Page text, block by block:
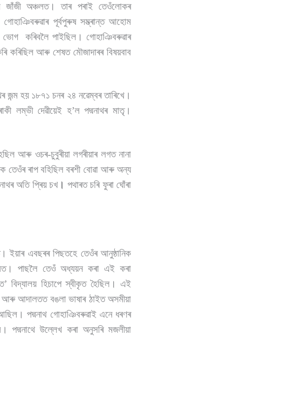
জাঁজী অঞ্চলত। তাৰ পৰাই তেওঁলোকৰ
পূৰ্বপুৰুষ সম্ভ্ৰান্ত আহোম
কৰিবলৈ পাইছিল। গোহাঞিবৰুৱাৰ
কৰিছিল আৰু শেষত মৌজাদাৰৰ বিষয়বাব
জন্ম হয় ১৮৭১ চনৰ ২৪ নৱেম্বৰ তাৰিখে।
লম্ভী দেৱীয়েই হ’ল পদ্মনাথৰ মাতৃ।
আৰু ওচৰ-চুবুৰীয়া লগৰীয়াৰ লগত নানা
তেওঁৰ ৰাপ বহিছিল বৰশী বোৱা আৰু অন্য
অতি প্ৰিয় চখ । পথাৰত চৰি ফুৰা ঘোঁৰা
ইয়াৰ এবছৰৰ পিছতহে তেওঁৰ আনুষ্ঠানিক
পাছলৈ তেওঁ অধ্যয়ন কৰা এই কৰা
বিদ্যালয় হিচাপে স্বীকৃত হৈছিল। এই
আৰু আদালতত বঙলা ভাষাৰ ঠাইত অসমীয়া
পদ্মনাথ গোহাঞিবৰুৱাই এনে ধৰণৰ
পদ্মনাথে উল্লেখ কৰা অনুসৰি মজলীয়া